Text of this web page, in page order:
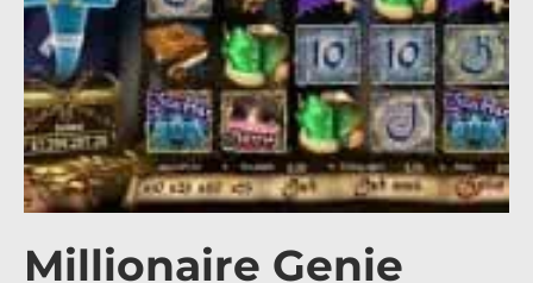
Millionaire Genie